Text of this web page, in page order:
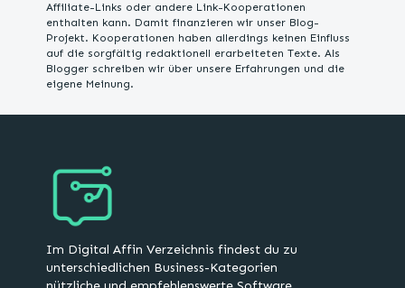
Affiliate-Links oder andere Link-Kooperationen
enthalten kann. Damit finanzieren wir unser Blog-
Projekt. Kooperationen haben allerdings keinen Einfluss
auf die sorgfältig redaktionell erarbeiteten Texte. Als
Blogger schreiben wir über unsere Erfahrungen und die
eigene Meinung.
Im Digital Affin Verzeichnis findest du zu
unterschiedlichen Business-Kategorien